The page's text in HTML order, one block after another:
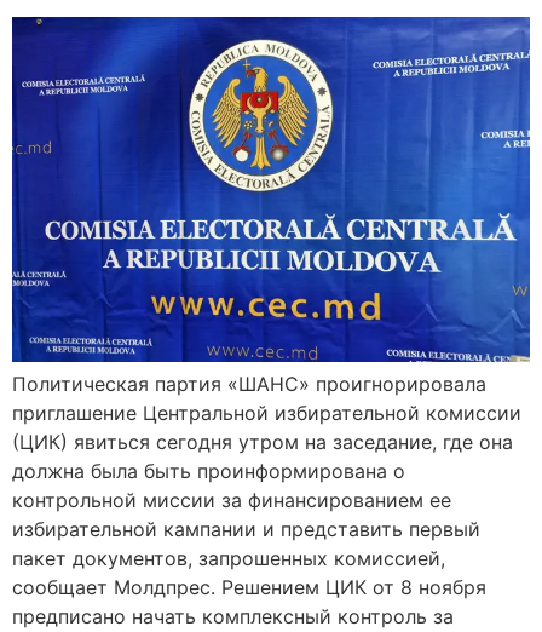
Политическая партия «ШАНС» проигнорировала
приглашение Центральной избирательной комиссии
(ЦИК) явиться сегодня утром на заседание, где она
должна была быть проинформирована о
контрольной миссии за финансированием ее
избирательной кампании и представить первый
пакет документов, запрошенных комиссией,
сообщает Молдпрес. Решением ЦИК от 8 ноября
предписано начать комплексный контроль за